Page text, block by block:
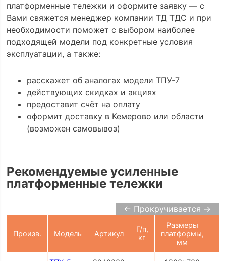
платформенные тележки и оформите заявку — с
Вами свяжется менеджер компании ТД ТДС и при
необходимости поможет с выбором наиболее
подходящей модели под конкретные условия
эксплуатации, а также:
расскажет об аналогах модели ТПУ-7
действующих скидках и акциях
предоставит счёт на оплату
оформит доставку в Кемерово или области
(возможен самовывоз)
Рекомендуемые усиленные
платформенные тележки
← Прокручивается →
Произв. Модель Артикул
Г/п,
кг
Размеры
платформы,
мм